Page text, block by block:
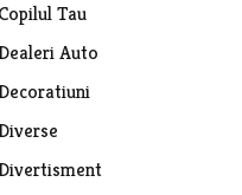
Copilul Tau
Dealeri Auto
Decoratiuni
Diverse
Divertisment